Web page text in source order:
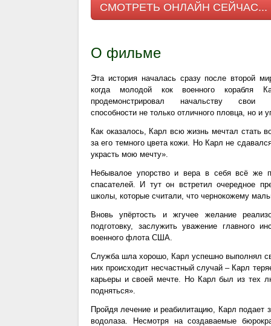
СМОТРЕТЬ ОНЛАЙН СЕЙЧАС...
О фильме
Эта история началась сразу после второй
когда молодой кок военного корабля
продемонстрировал начальству свои
способности не только отличного пловца, но и
Как оказалось, Карл всю жизнь мечтал стать
за его темного цвета кожи. Но Карл не
украсть мою мечту».
Небывалое упорство и вера в себя всё же
спасателей. И тут он встретил очередное
школы, которые считали, что чернокожему
Вновь упёртость и жгучее желание
подготовку, заслужить уважение главного
военного флота США.
Служба шла хорошо, Карл успешно выполнял
них происходит несчастный случай – Карл
карьеры и своей мечте. Но Карл был из тех
подняться».
Пройдя лечение и реабилитацию, Карл подает
водолаза. Несмотря на создаваемые